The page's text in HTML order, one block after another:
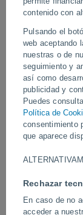
contenido con
Pulsando el
web aceptando
nuestras o de
seguimiento y
así como
publicidad y
Puedes
Política de
consentimiento
que aparece
Rechazar
En caso de no
acceder a
Un
Plasencia,
El tornado
volcó coches y
materiales son
Vídeos